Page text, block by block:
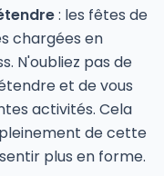
: les fêtes de
chargées en
N'oubliez pas de
et de vous
activités. Cela
de cette
plus en forme.